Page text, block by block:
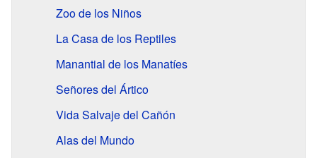
Zoo de los Niños
La Casa de los Reptiles
Manantial de los Manatíes
Señores del Ártico
Vida Salvaje del Cañón
Alas del Mundo